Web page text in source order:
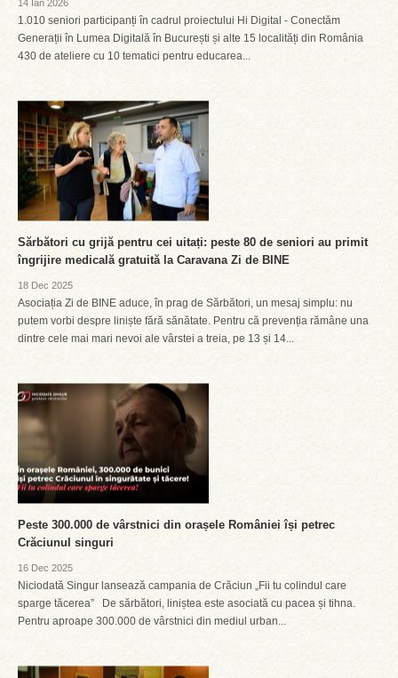
14 Ian 2026
1.010 seniori participanți în cadrul proiectului Hi Digital - Conectăm
Generații în Lumea Digitală în București și alte 15 localități din România
430 de ateliere cu 10 tematici pentru educarea...
Sărbători cu grijă pentru cei uitați: peste 80 de seniori au primit
îngrijire medicală gratuită la Caravana Zi de BINE
18 Dec 2025
Asociația Zi de BINE aduce, în prag de Sărbători, un mesaj simplu: nu
putem vorbi despre liniște fără sănătate. Pentru că prevenția rămâne una
dintre cele mai mari nevoi ale vârstei a treia, pe 13 și 14...
Peste 300.000 de vârstnici din orașele României își petrec
Crăciunul singuri
16 Dec 2025
Niciodată Singur lansează campania de Crăciun „Fii tu colindul care
sparge tăcerea” De sărbători, liniștea este asociată cu pacea și tihna.
Pentru aproape 300.000 de vârstnici din mediul urban...